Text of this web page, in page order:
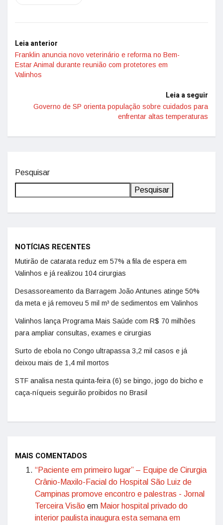
Leia anterior
Franklin anuncia novo veterinário e reforma no Bem-
Estar Animal durante reunião com protetores em
Valinhos
Leia a seguir
Governo de SP orienta população sobre cuidados para
enfrentar altas temperaturas
Pesquisar
Pesquisar
NOTÍCIAS RECENTES
Mutirão de catarata reduz em 57% a fila de espera em
Valinhos e já realizou 104 cirurgias
Desassoreamento da Barragem João Antunes atinge 50%
da meta e já removeu 5 mil m³ de sedimentos em Valinhos
Valinhos lança Programa Mais Saúde com R$ 70 milhões
para ampliar consultas, exames e cirurgias
Surto de ebola no Congo ultrapassa 3,2 mil casos e já
deixou mais de 1,4 mil mortos
STF analisa nesta quinta-feira (6) se bingo, jogo do bicho e
caça-níqueis seguirão proibidos no Brasil
MAIS COMENTADOS
“Paciente em primeiro lugar” – Equipe de Cirurgia
Crânio-Maxilo-Facial do Hospital São Luiz de
Campinas promove encontro e palestras - Jornal
Terceira Visão em Maior hospital privado do
interior paulista inaugura esta semana em